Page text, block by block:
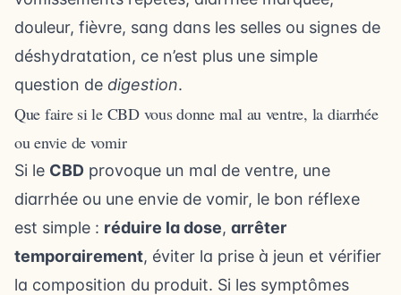
douleur, fièvre, sang dans les selles ou signes de
déshydratation, ce n’est plus une simple
question de digestion.
Que faire si le CBD vous donne mal au ventre, la diarrhée
ou envie de vomir
Si le CBD provoque un mal de ventre, une
diarrhée ou une envie de vomir, le bon réflexe
est simple : réduire la dose, arrêter
temporairement, éviter la prise à jeun et vérifier
la composition du produit. Si les symptômes